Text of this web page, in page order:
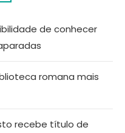
de conhecer
romana mais
recebe título de